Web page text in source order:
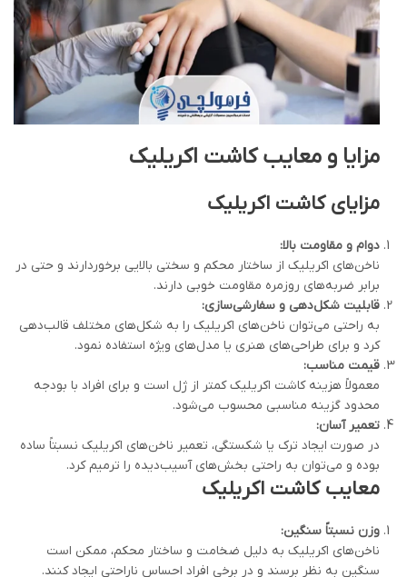
مزایا و معایب کاشت اکریلیک
مزایای کاشت اکریلیک
دوام و مقاومت بالا:
ناخن‌های اکریلیک از ساختار محکم و سختی بالایی برخوردارند و حتی در
برابر ضربه‌های روزمره مقاومت خوبی دارند.
قابلیت شکل‌دهی و سفارشی‌سازی:
به راحتی می‌توان ناخن‌های اکریلیک را به شکل‌های مختلف قالب‌دهی
کرد و برای طراحی‌های هنری یا مدل‌های ویژه استفاده نمود.
قیمت مناسب:
معمولاً هزینه کاشت اکریلیک کمتر از ژل است و برای افراد با بودجه
محدود گزینه مناسبی محسوب می‌شود.
تعمیر آسان:
در صورت ایجاد ترک یا شکستگی، تعمیر ناخن‌های اکریلیک نسبتاً ساده
بوده و می‌توان به راحتی بخش‌های آسیب‌دیده را ترمیم کرد.
معایب کاشت اکریلیک
وزن نسبتاً سنگین:
ناخن‌های اکریلیک به دلیل ضخامت و ساختار محکم، ممکن است
سنگین به نظر برسند و در برخی افراد احساس ناراحتی ایجاد کنند.